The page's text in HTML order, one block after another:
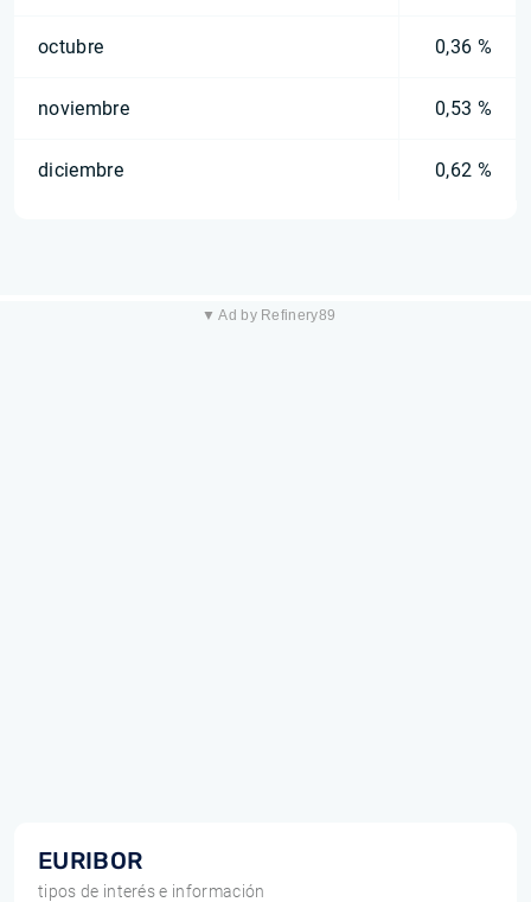
octubre 0,36 %
noviembre 0,53 %
diciembre 0,62 %
▼ Ad by Refinery89
EURIBOR
tipos de interés e información